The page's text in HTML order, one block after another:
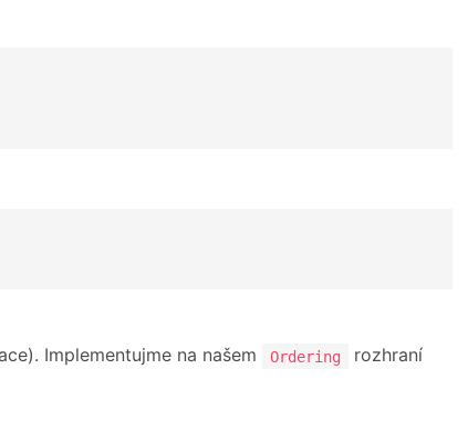
Implementujme na našem Ordering rozhraní